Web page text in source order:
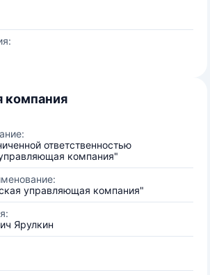
компания
ответственностью
компания"
управляющая компания"
Ярулкин